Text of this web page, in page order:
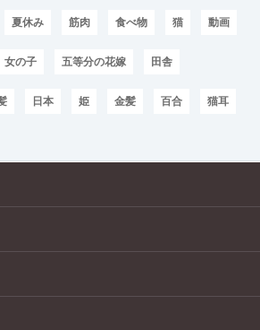
夏休み 筋肉 食べ物 猫 動画
女の子 五等分の花嫁 田舎
日本 姫 金髪 百合 猫耳